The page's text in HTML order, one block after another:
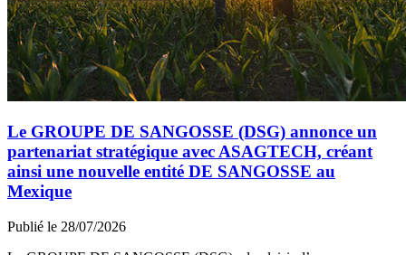
Le GROUPE DE SANGOSSE (DSG) annonce un
partenariat stratégique avec ASAGTECH, créant
ainsi une nouvelle entité DE SANGOSSE au
Mexique
Publié le 28/07/2026